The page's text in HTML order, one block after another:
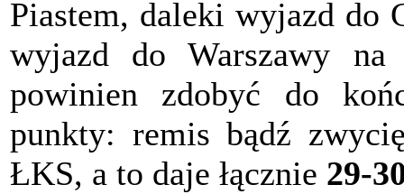
Piastem, daleki wyjazd do
wyjazd do Warszawy
powinien zdobyć do
punkty: remis bądź
ŁKS, a to daje łącznie 29-